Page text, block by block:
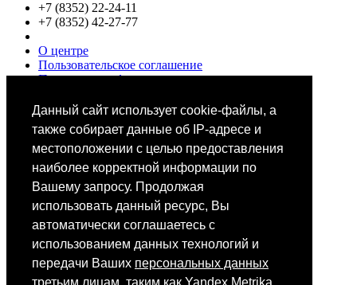
Данный сайт использует cookie-файлы, а
также собирает данные об IP-адресе и
местоположении с целью предоставления
наиболее корректной информации по
Вашему запросу. Продолжая
использовать данный ресурс, Вы
автоматически соглашаетесь с
использованием данных технологий и
передачи Ваших персональных данных
третьим лицам, таким как Yandex Metrika,
+7 (8352) 22-24-11
+7 (8352) 42-27-77
О центре
Пользовательское соглашение
Политики конфиденциальности
Специалисты
Выбор звезд
Мобильное приложение